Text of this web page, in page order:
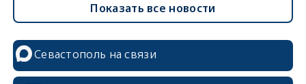
Показать все новости
Севастополь на связи